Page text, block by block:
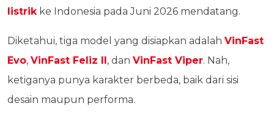
listrikke Indonesia pada Juni 2026 mendatang.
Diketahui, tiga model yang disiapkan adalah VinFast
Evo, VinFast Feliz II, dan VinFast Viper. Nah,
ketiganya punya karakter berbeda, baik dari sisi
desain maupun performa.